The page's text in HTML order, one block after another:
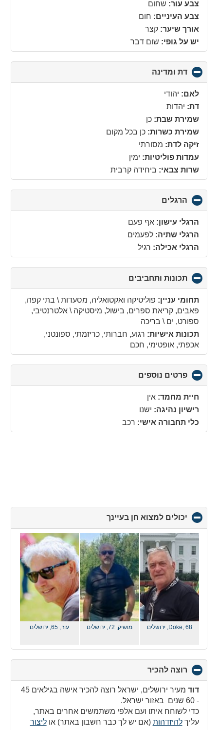
צבע עור: שחום
צבע העיניים: חום
אורך שיער: קצר
יש על גופי: שום דבר
דת ומדינה
to
לאם: יהודי
דת: יהדות
שמירת שבת: כן
שמירת כשרות: כן בכל מקום
זיקה לדת: מסורתי
עמדות פוליטיות: ימין
שרות צבאי: ביחידה קרבית
הרגלים
to
collapse
contents
הרגלי עישון: אף פעם
הרגלי שתיה: לפעמים
הרגלי אכילה: רגיל
תכונות ותחביבים
to
collapse
contents
תחומי עניין: פוליטיקה ואקטואליה, מסעדות \ בתי קפה,
פאבים, קריאת ספרים, בישול, מיסטיקה \ אלטרנטיבי,
ספורט, ים \ בריכה
תכונות אישיות: רגוע, חברותי, כריזמתי, ספונטני,
אכפתי, אופטימי, חכם
פרטים נוספים
to
חיית מחמד: אין
רישיון נהיגה: ישנו
כלי תחבורה אישי: רכב
יכולים למצוא חן בעיינך
to
collapse
contents
Doke, 68, ירושלים מושיק, 72, ירושלים עוז , 65, ירושלים
רוצה להכיר
to
collapse
contents
דוד
מעיר ירושלים, ישראל רוצה להכיר אישה בגילאים 45
- 60 שנים באזור ישראל.
כדי לשוחח איתו ועם אלפי משתמשים אחרים באתר,
עליךלהיזדהות (אם יש לך כבר חשבון באתר) אוליצור